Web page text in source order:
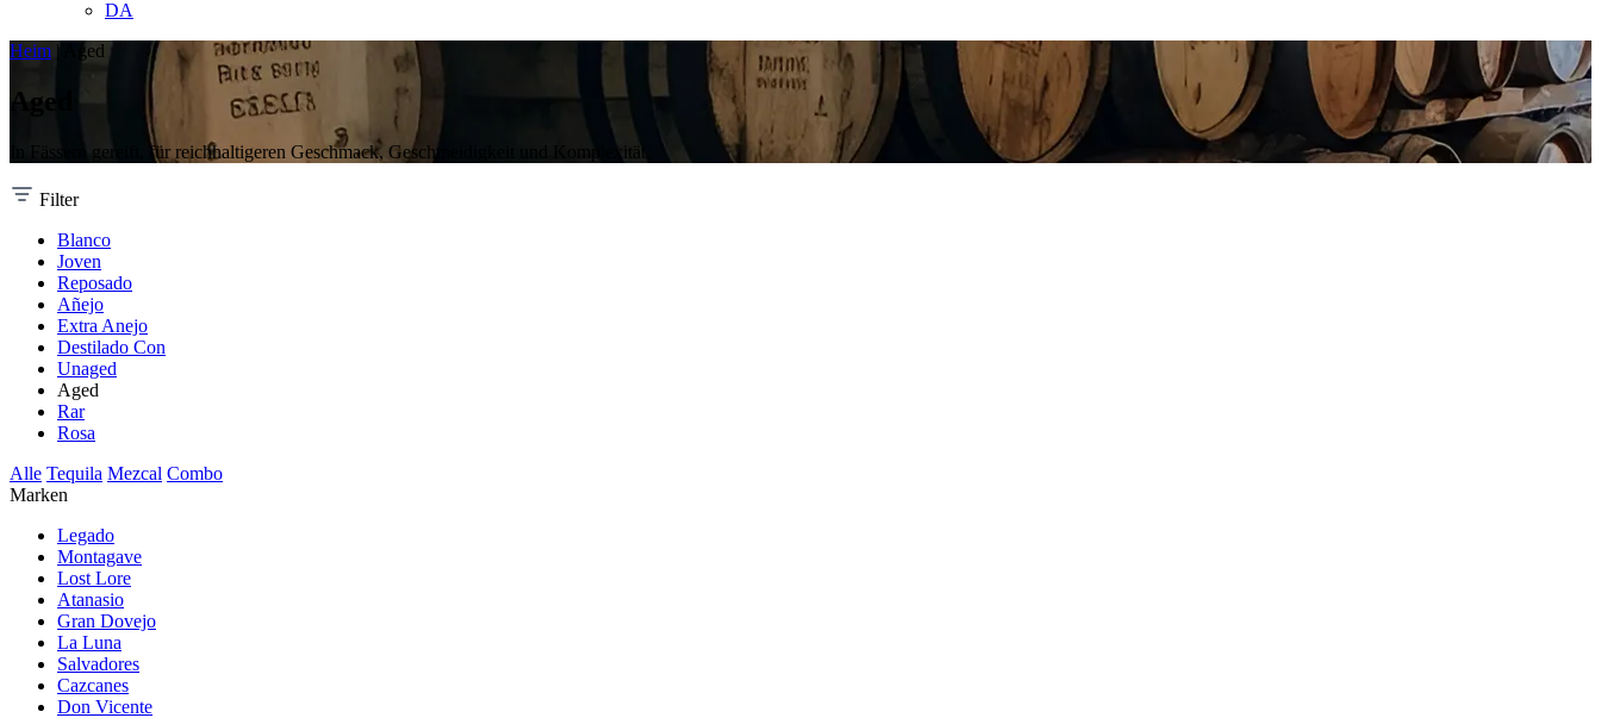
DA
Heim | Aged
Aged
In Fässern gereift, für reichhaltigeren Geschmack, Geschmeidigkeit und Komplexität
Filter
Blanco
Joven
Reposado
Añejo
Extra Anejo
Destilado Con
Unaged
Aged
Rar
Rosa
Alle Tequila Mezcal Combo
Marken
Legado
Montagave
Lost Lore
Atanasio
Gran Dovejo
La Luna
Salvadores
Cazcanes
Don Vicente